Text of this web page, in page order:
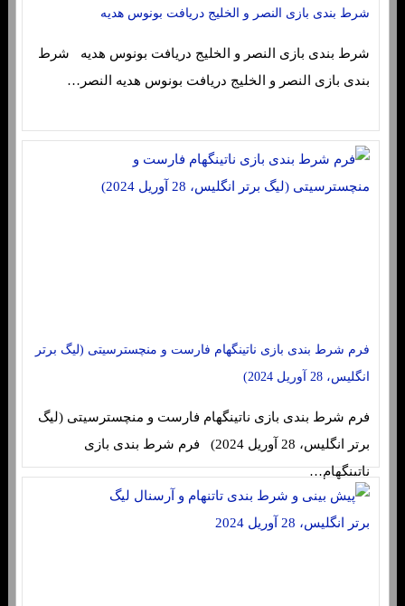
شرط بندی بازی النصر و الخلیج دریافت بونوس هدیه
شرط بندی بازی النصر و الخلیج دریافت بونوس هدیه شرط
بندی بازی النصر و الخلیج دریافت بونوس هدیه النصر…
فرم شرط بندی بازی ناتینگهام فارست و منچسترسیتی (لیگ برتر
انگلیس، 28 آوریل 2024)
فرم شرط بندی بازی ناتینگهام فارست و منچسترسیتی (لیگ
برتر انگلیس، 28 آوریل 2024) فرم شرط بندی بازی
ناتینگهام…